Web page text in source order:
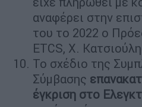
αναφέρει στην
του το 2022 ο
ETCS, Χ.
Το σχέδιο της
Σύμβασης
έγκριση στο